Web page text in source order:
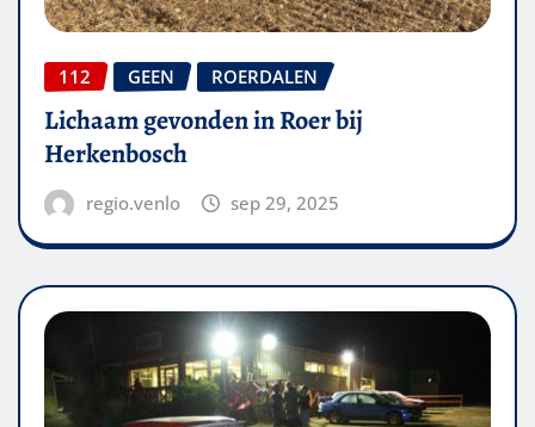
112 GEEN ROERDALEN
Lichaam gevonden in Roer bij
Herkenbosch
regio.venlo sep 29, 2025